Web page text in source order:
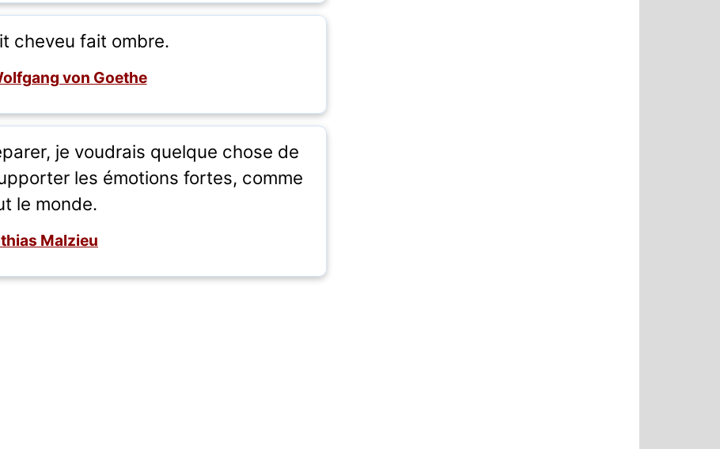
cheveu fait ombre.
von Goethe
je voudrais quelque chose de
les émotions fortes, comme
le monde.
Malzieu